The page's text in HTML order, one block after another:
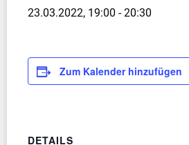
23.03.2022, 19:00 -20:30
Zum Kalender hinzufügen
DETAILS